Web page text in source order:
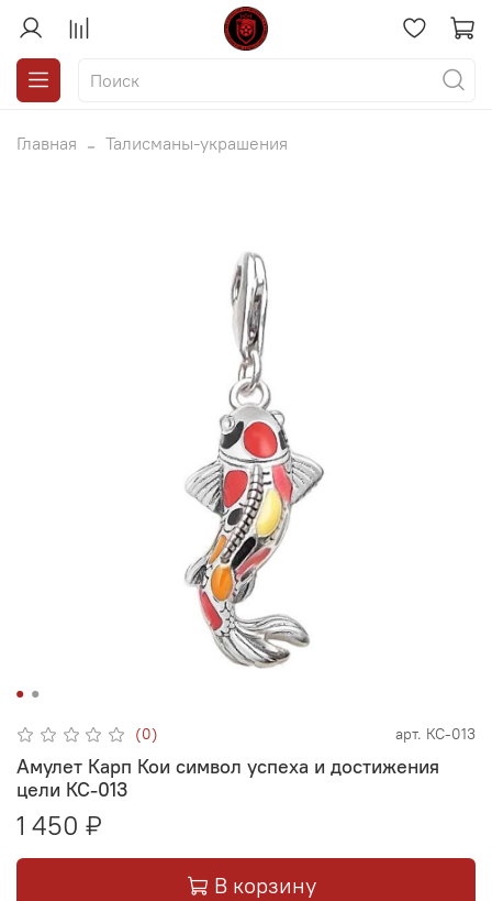
Главная Талисманы-украшения
(0) арт. КС-013
Амулет Карп Кои символ успеха и достижения
цели КС-013
1 450 ₽
В корзину